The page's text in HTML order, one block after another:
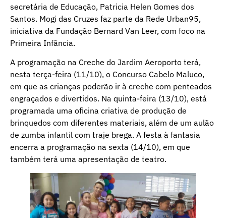
secretária de Educação, Patricia Helen Gomes dos
Santos. Mogi das Cruzes faz parte da Rede Urban95,
iniciativa da Fundação Bernard Van Leer, com foco na
Primeira Infância.
A programação na Creche do Jardim Aeroporto terá,
nesta terça-feira (11/10), o Concurso Cabelo Maluco,
em que as crianças poderão ir à creche com penteados
engraçados e divertidos. Na quinta-feira (13/10), está
programada uma oficina criativa de produção de
brinquedos com diferentes materiais, além de um aulão
de zumba infantil com traje brega. A festa à fantasia
encerra a programação na sexta (14/10), em que
também terá uma apresentação de teatro.